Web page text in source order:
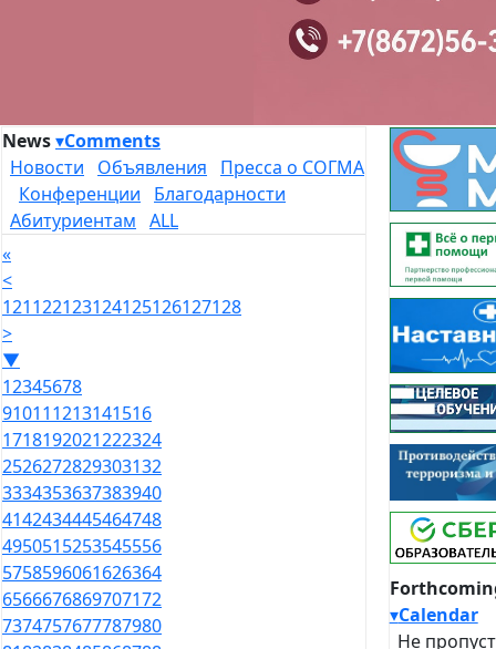
News▾Comments
Новости
Объявления
Пресса о СОГМА
Конференции
Благодарности
Абитуриентам ALL
«
<
121122123124125126127128
>
▼
12345678
910111213141516
1718192021222324
2526272829303132
3334353637383940
4142434445464748
4950515253545556
5758596061626364
6566676869707172
7374757677787980
▾Calendar
Не